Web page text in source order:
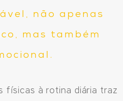
não apenas
mas também
físicas à rotina diária traz